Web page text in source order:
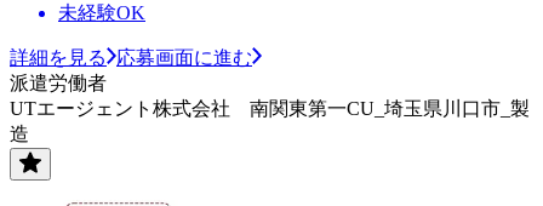
未経験OK
詳細を見る
応募画面に進む
派遣労働者
UTエージェント株式会社 南関東第一CU_埼玉県川口市_製
造